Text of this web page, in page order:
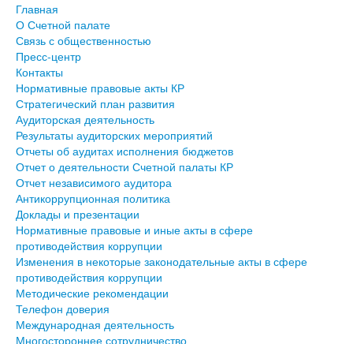
Главная
О Счетной палате
Связь с общественностью
Пресс-центр
Контакты
Нормативные правовые акты КР
Стратегический план развития
Аудиторская деятельность
Результаты аудиторских мероприятий
Отчеты об аудитах исполнения бюджетов
Отчет о деятельности Счетной палаты КР
Отчет независимого аудитора
Антикоррупционная политика
Доклады и презентации
Нормативные правовые и иные акты в сфере
противодействия коррупции
Изменения в некоторые законодательные акты в сфере
противодействия коррупции
Методические рекомендации
Телефон доверия
Международная деятельность
Многостороннее сотрудничество